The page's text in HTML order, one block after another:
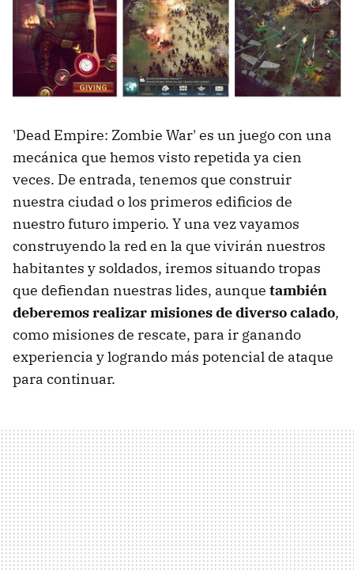
'Dead Empire: Zombie War' es un juego con una
mecánica que hemos visto repetida ya cien
veces. De entrada, tenemos que construir
nuestra ciudad o los primeros edificios de
nuestro futuro imperio. Y una vez vayamos
construyendo la red en la que vivirán nuestros
habitantes y soldados, iremos situando tropas
que defiendan nuestras lides, aunque también
deberemos realizar misiones de diverso calado,
como misiones de rescate, para ir ganando
experiencia y logrando más potencial de ataque
para continuar.